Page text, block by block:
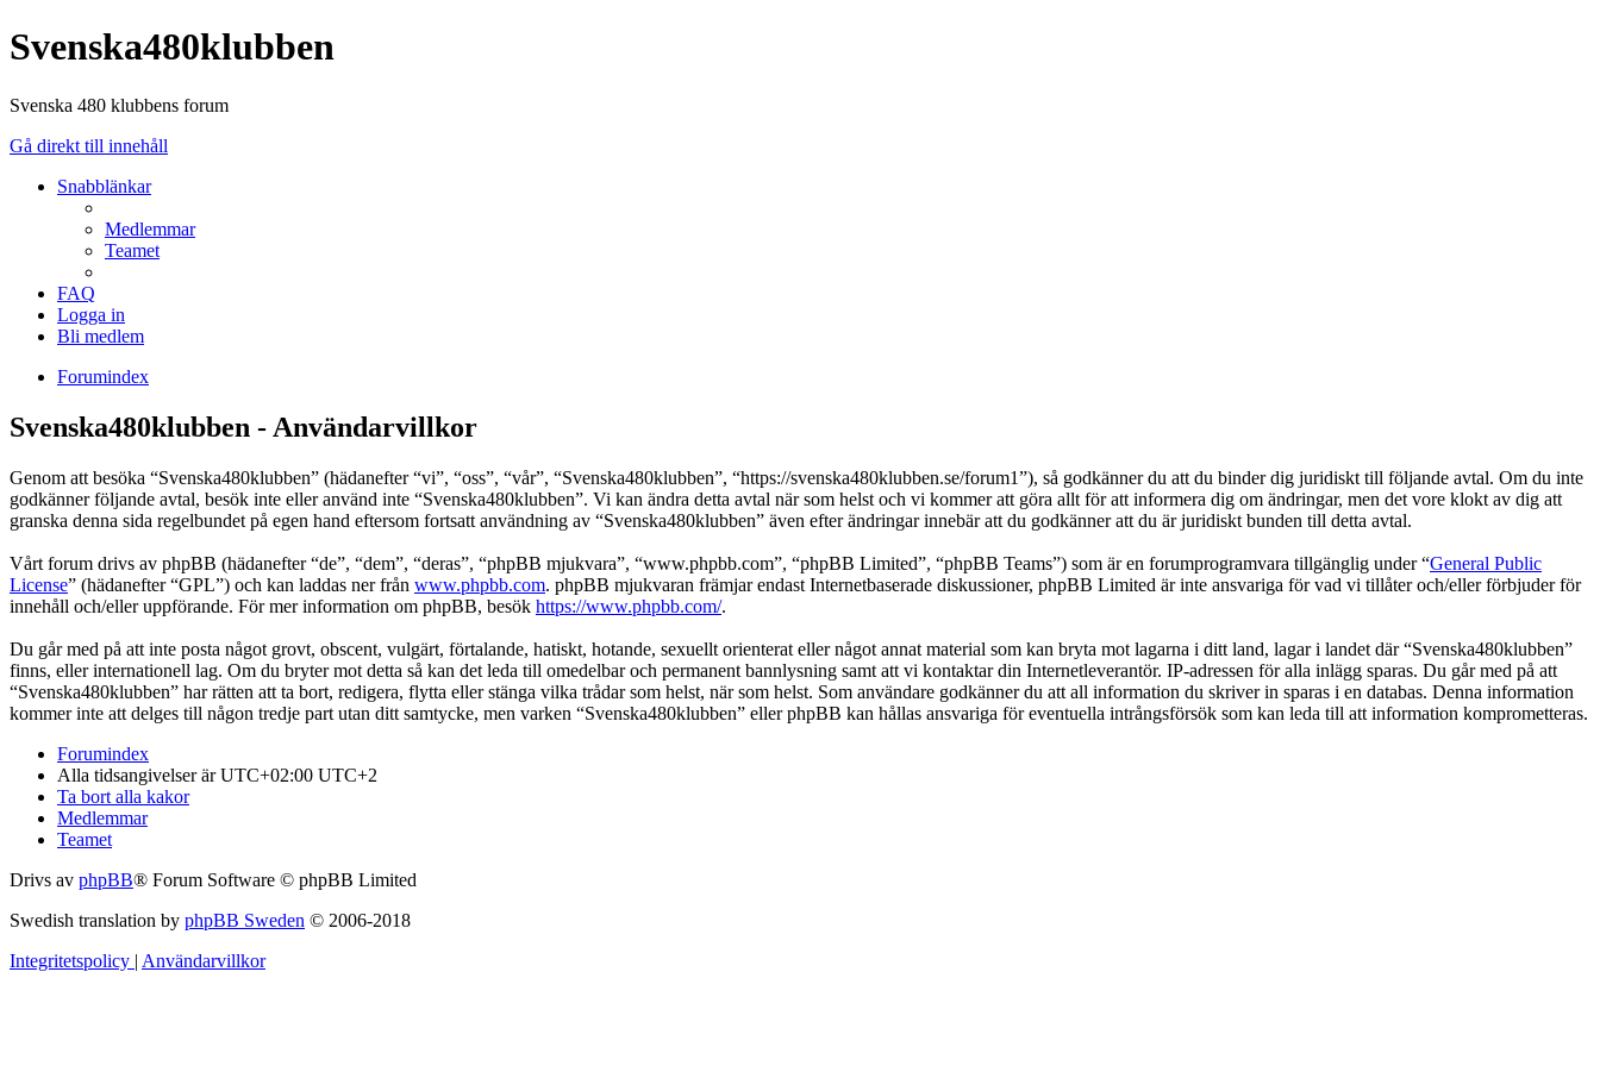
Svenska480klubben
Svenska 480 klubbens forum
Gå direkt till innehåll
Snabblänkar
Medlemmar
Teamet
FAQ
Logga in
Bli medlem
Forumindex
Svenska480klubben - Användarvillkor
Genom att besöka “Svenska480klubben” (hädanefter “vi”, “oss”, “vår”, “Svenska480klubben”, “https://svenska480klubben.se/forum1”), så godkänner du att du binder dig juridiskt till följande avtal. Om du inte
godkänner följande avtal, besök inte eller använd inte “Svenska480klubben”. Vi kan ändra detta avtal när som helst och vi kommer att göra allt för att informera dig om ändringar, men det vore klokt av dig att
granska denna sida regelbundet på egen hand eftersom fortsatt användning av “Svenska480klubben” även efter ändringar innebär att du godkänner att du är juridiskt bunden till detta avtal.
Vårt forum drivs av phpBB (hädanefter “de”, “dem”, “deras”, “phpBB mjukvara”, “www.phpbb.com”, “phpBB Limited”, “phpBB Teams”) som är en forumprogramvara tillgänglig under “General Public
License” (hädanefter “GPL”) och kan laddas ner från www.phpbb.com. phpBB mjukvaran främjar endast Internetbaserade diskussioner, phpBB Limited är inte ansvariga för vad vi tillåter och/eller förbjuder för
innehåll och/eller uppförande. För mer information om phpBB, besök https://www.phpbb.com/.
Du går med på att inte posta något grovt, obscent, vulgärt, förtalande, hatiskt, hotande, sexuellt orienterat eller något annat material som kan bryta mot lagarna i ditt land, lagar i landet där “Svenska480klubben”
finns, eller internationell lag. Om du bryter mot detta så kan det leda till omedelbar och permanent bannlysning samt att vi kontaktar din Internetleverantör. IP-adressen för alla inlägg sparas. Du går med på att
“Svenska480klubben” har rätten att ta bort, redigera, flytta eller stänga vilka trådar som helst, när som helst. Som användare godkänner du att all information du skriver in sparas i en databas. Denna information
kommer inte att delges till någon tredje part utan ditt samtycke, men varken “Svenska480klubben” eller phpBB kan hållas ansvariga för eventuella intrångsförsök som kan leda till att information komprometteras.
Forumindex
Alla tidsangivelser är UTC+02:00 UTC+2
Ta bort alla kakor
Medlemmar
Teamet
Drivs av phpBB® Forum Software © phpBB Limited
Swedish translation by phpBB Sweden © 2006-2018
Integritetspolicy | Användarvillkor